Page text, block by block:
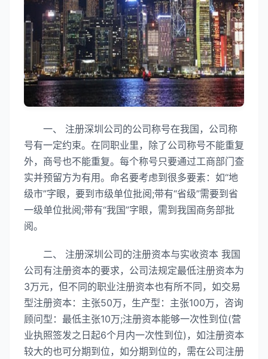
一、 注册深圳公司的公司称号在我国，公司称
号有一定约束。在同职业里，除了公司称号不能重复
外，商号也不能重复。每个称号只要通过工商部门查
实并预留方为有用。命名要考虑到很多要素：如“地
级市”字眼，要到市级单位批阅;带有“省级”需要到省
一级单位批阅;带有“我国”字眼，需到我国商务部批
阅。
二、 注册深圳公司的注册资本与实收资本 我国
公司有注册资本的要求，公司法规定最低注册资本为
3万元，但不同的职业注册资本也有所不同，如交易
型注册资本：主张50万，生产型：主张100万，咨询
顾问型：最低主张10万;注册资本能够一次性到位(营
业执照签发之日起6个月内一次性到位)，如注册资本
较大的也可分期到位，如分期到位的，需在公司注册